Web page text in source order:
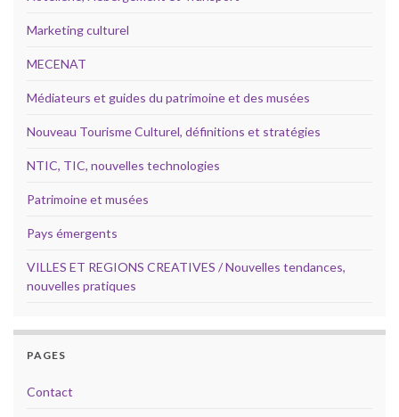
Marketing culturel
MECENAT
Médiateurs et guides du patrimoine et des musées
Nouveau Tourisme Culturel, définitions et stratégies
NTIC, TIC, nouvelles technologies
Patrimoine et musées
Pays émergents
VILLES ET REGIONS CREATIVES / Nouvelles tendances,
nouvelles pratiques
PAGES
Contact